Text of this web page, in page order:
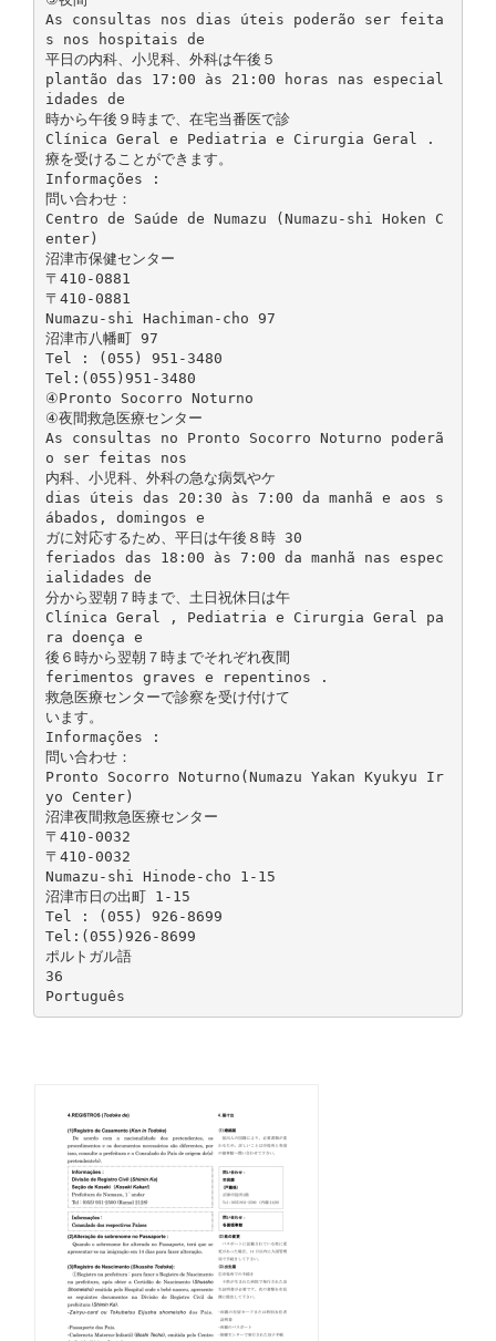
As consultas nos dias úteis poderão ser feita
s nos hospitais de
平日の内科、小児科、外科は午後５
plantão das 17:00 às 21:00 horas nas especial
idades de
時から午後９時まで、在宅当番医で診
Clínica Geral e Pediatria e Cirurgia Geral .
療を受けることができます。
Informações :
問い合わせ：
Centro de Saúde de Numazu (Numazu-shi Hoken C
enter)
沼津市保健センター
〒410‐0881
〒410-0881
Numazu-shi Hachiman-cho 97
沼津市八幡町 97
Tel : (055) 951-3480
Tel:(055)951-3480
④Pronto Socorro Noturno
④夜間救急医療センター
As consultas no Pronto Socorro Noturno poderã
o ser feitas nos
内科、小児科、外科の急な病気やケ
dias úteis das 20:30 às 7:00 da manhã e aos s
ábados, domingos e
ガに対応するため、平日は午後８時 30
feriados das 18:00 às 7:00 da manhã nas espec
ialidades de
分から翌朝７時まで、土日祝休日は午
Clínica Geral , Pediatria e Cirurgia Geral pa
ra doença e
後６時から翌朝７時までそれぞれ夜間
ferimentos graves e repentinos .
救急医療センターで診察を受け付けて
います。
Informações :
問い合わせ：
Pronto Socorro Noturno(Numazu Yakan Kyukyu Ir
yo Center)
沼津夜間救急医療センター
〒410‐0032
〒410-0032
Numazu-shi Hinode-cho 1-15
沼津市日の出町 1-15
Tel : (055) 926-8699
Tel:(055)926-8699
ポルトガル語
36